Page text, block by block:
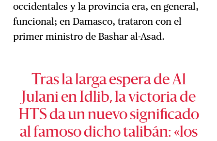
occidentales y la provincia era, en general,
funcional; en Damasco, trataron con el
primer ministro de Bashar al-Asad.
Tras la larga espera de Al
Julani en Idlib, la victoria de
HTS da un nuevo significado
al famoso dicho talibán: «los